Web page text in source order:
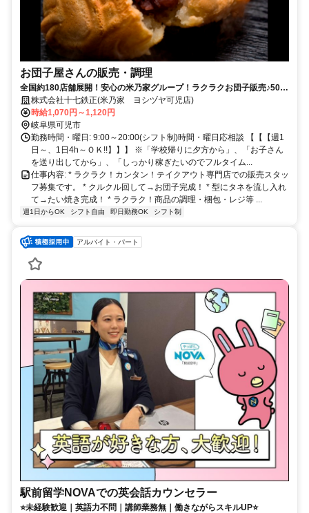
お団子屋さんの販売・調理
全国約180店舗展開！安心の米乃家グループ！ラクラクお団子販売♪50
代・60代・70代…幅広い年代が活躍中！まずはお気軽にご応募くださ
い。
株式会社十七鉄正(米乃家 ヨシヅヤ可児店)
時給1,070円～1,120円
岐阜県可児市
勤務時間・曜日: 9:00～20:00(シフト制)時間・曜日応相談 【【【週1
日～、1日4h～ＯＫ!!】】】 ※「学校帰りに夕方から」、「お子さん
を送り出してから」、「しっかり稼ぎたいのでフルタイム...
仕事内容: * ラクラク！カンタン！テイクアウト専門店での販売スタッ
フ募集です。 * クルクル回して→お団子完成！ * 型にタネを流し入れ
て→たい焼き完成！ * ラクラク！商品の調理・梱包・レジ等 ...
週1日からOK シフト自由 即日勤務OK シフト制
アルバイト・パート
駅前留学NOVAでの英会話カウンセラー
⭐未経験歓迎｜英語力不問｜講師業務無｜働きながらスキルUP⭐